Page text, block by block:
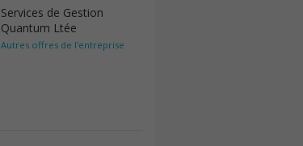
Services de Gestion
Quantum Ltée
Autres offres de l'entreprise